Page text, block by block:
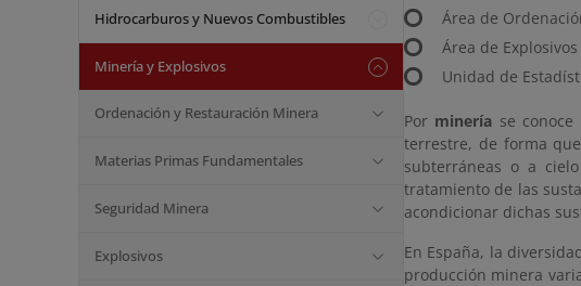
Hidrocarburos y Nuevos Combustibles
Minería y Explosivos
Ordenación y Restauración Minera
Materias Primas Fundamentales
Seguridad Minera
Explosivos
Área de
Área de Explosivos
Unidad de
Por minería se
terrestre, de forma
subterráneas o a
tratamiento de las
acondicionar dichas
En España, la
producción minera